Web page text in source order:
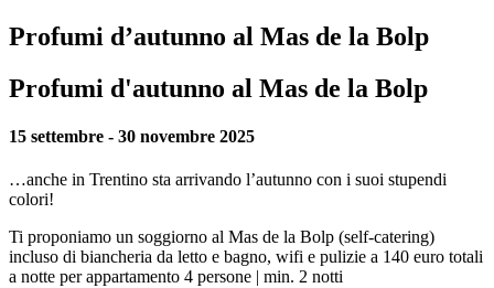
Profumi d’autunno al Mas de la Bolp
Profumi d'autunno al Mas de la Bolp
15 settembre - 30 novembre 2025
…anche in Trentino sta arrivando l’autunno con i suoi stupendi
colori!
Ti proponiamo un soggiorno al Mas de la Bolp (self-catering)
incluso di biancheria da letto e bagno, wifi e pulizie a 140 euro totali
a notte per appartamento 4 persone | min. 2 notti